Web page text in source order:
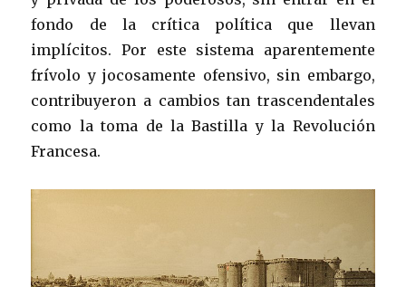
fondo de la crítica política que llevan
implícitos. Por este sistema aparentemente
frívolo y jocosamente ofensivo, sin embargo,
contribuyeron a cambios tan trascendentales
como la toma de la Bastilla y la Revolución
Francesa.